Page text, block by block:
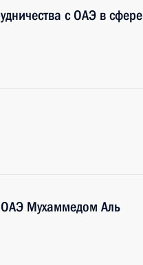
с ОАЭ в сфере
ОАЭ Мухаммедом Аль